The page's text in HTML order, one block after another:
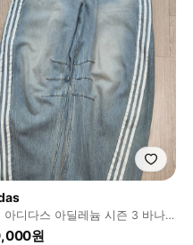
아디다스 아딜레늄 시즌 3 바나
티드 워시드 데님 팬츠 블루
원